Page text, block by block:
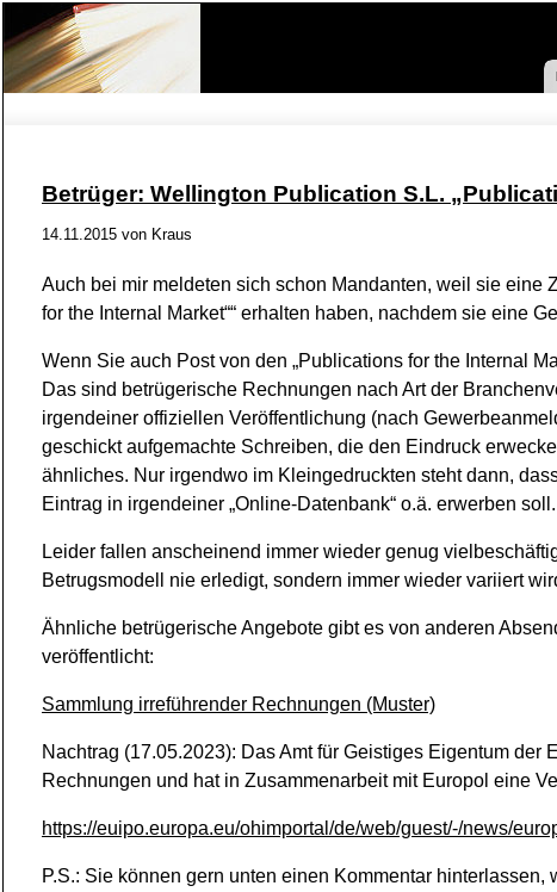
Betrüger: Wellington Publication S.L.
14.11.2015 von Kraus
Auch bei mir meldeten sich schon Mandanten, weil sie
for the Internal Market““ erhalten haben, nachdem sie eine
Wenn Sie auch Post von den „Publications for the Internal
Das sind betrügerische Rechnungen nach Art der
irgendeiner offiziellen Veröffentlichung (nach
geschickt aufgemachte Schreiben, die den Eindruck
ähnliches. Nur irgendwo im Kleingedruckten steht dann,
Eintrag in irgendeiner „Online-Datenbank“ o.ä. erwerben soll.
Leider fallen anscheinend immer wieder genug
Betrugsmodell nie erledigt, sondern immer wieder variiert
Ähnliche betrügerische Angebote gibt es von anderen
veröffentlicht:
Sammlung irreführender Rechnungen (Muster)
Nachtrag (17.05.2023): Das Amt für Geistiges Eigentum
Rechnungen und hat in Zusammenarbeit mit Europol eine
https://euipo.europa.eu/ohimportal/de/web/guest/-/news/
P.S.: Sie können gern unten einen Kommentar